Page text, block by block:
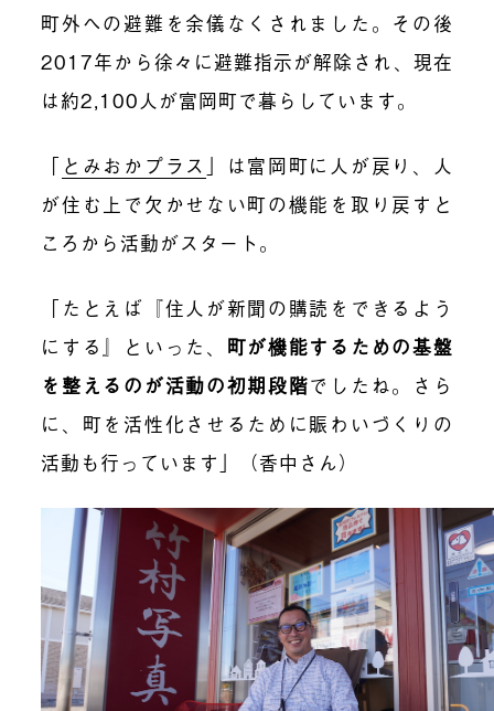
町外への避難を余儀なくされました。その後
2017年から徐々に避難指示が解除され、現在
は約2,100人が富岡町で暮らしています。
「 とみおかプラス 」は富岡町に人が戻り、人
が住む上で欠かせない町の機能を取り戻すと
ころから活動がスタート。
「たとえば『住人が新聞の購読をできるよう
にする』といった、 町が機能するための基盤
を整えるのが活動の初期段階でしたね。さら
に、町を活性化させるために賑わいづくりの
活動も行っています」（香中さん）